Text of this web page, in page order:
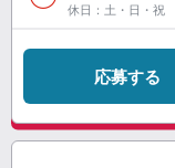
休日：土・日・祝
応募する